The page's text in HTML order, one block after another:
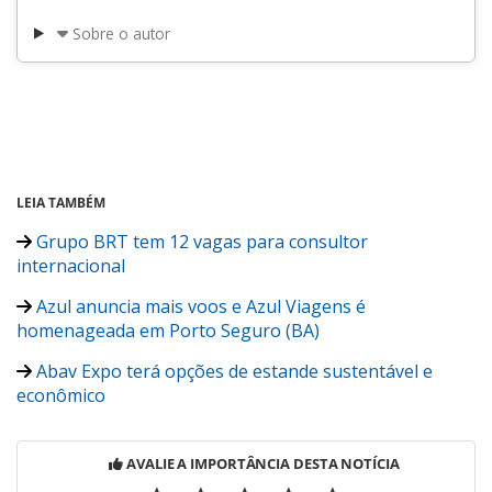
Sobre o autor
LEIA TAMBÉM
Grupo BRT tem 12 vagas para consultor
internacional
Azul anuncia mais voos e Azul Viagens é
homenageada em Porto Seguro (BA)
Abav Expo terá opções de estande sustentável e
econômico
AVALIE A IMPORTÂNCIA DESTA NOTÍCIA